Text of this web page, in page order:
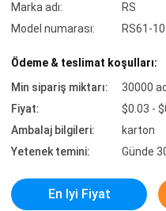
Marka adı:
RS
Model numarası:
RS61-10
Ödeme & teslimat koşulları:
Min sipariş miktarı:
30000
Fiyat:
$0.03 -
Ambalaj bilgileri:
karton
Yetenek temini:
Günde
En Iyi Fiyat